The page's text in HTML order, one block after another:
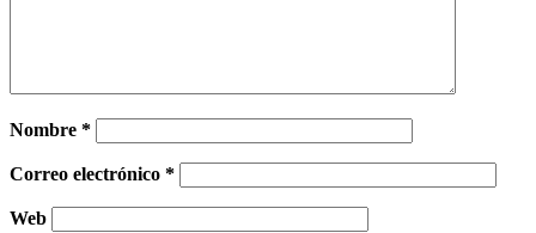
Nombre *
Correo electrónico *
Web